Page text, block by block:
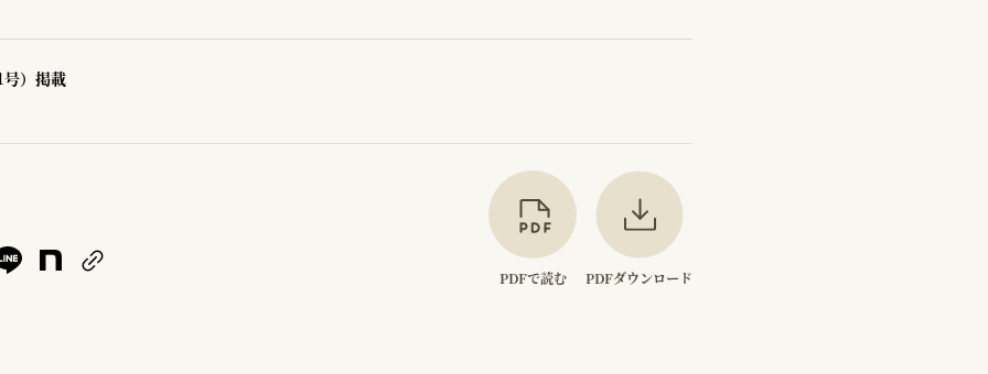
）掲載
PDFで読む PDFダウンロード